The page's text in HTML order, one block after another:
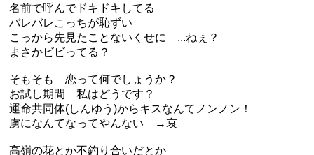
名前で呼んでドキドキしてる
バレバレこっちが恥ずい
こっから先見たことないくせに ...ねぇ？
まさかビビってる？
そもそも 恋って何でしょうか？
お試し期間 私はどうです？
運命共同体(しんゆう)からキスなんてノンノン！
虜になんてなってやんない →哀
高嶺の花とか不釣り合いだとか